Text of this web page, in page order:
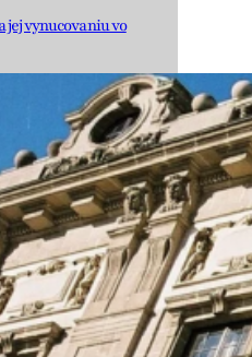
jej vynucovaniu vo